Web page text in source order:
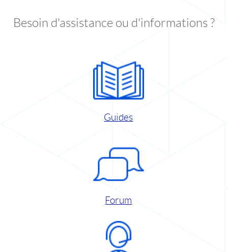
Besoin d'assistance ou d'informations ?
Guides
Forum